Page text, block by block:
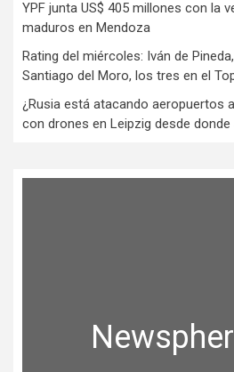
YPF junta US$ 405 millones con la
maduros en Mendoza
Rating del miércoles: Iván de
Santiago del Moro, los tres en el
¿Rusia está atacando aeropuertos
con drones en Leipzig desde